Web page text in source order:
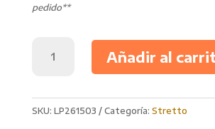
pedido**
Tapiz
cantidad
Añadir al
SKU: LP261503 Categoría: Stretto